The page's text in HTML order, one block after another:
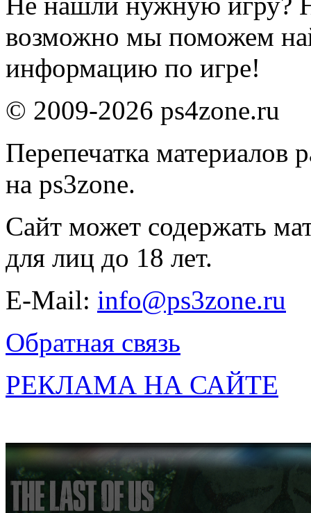
возможно мы поможем
информацию по игре!
© 2009-2026 ps4zone.ru
Перепечатка материалов
на ps3zone.
Сайт может содержать
для лиц до 18 лет.
E-Mail: info@ps3zone.ru
Обратная связь
РЕКЛАМА НА САЙТЕ